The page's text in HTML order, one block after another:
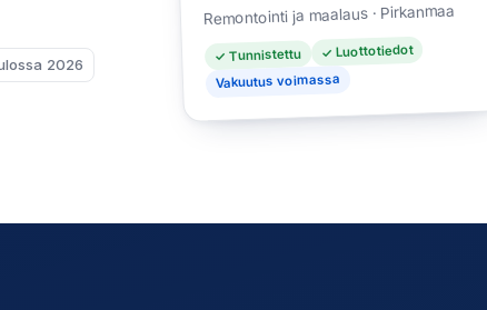
2026
Remontointi ja maalaus · Pirkanmaa
✓ Tunnistettu ✓ Luottotiedot
Vakuutus voimassa